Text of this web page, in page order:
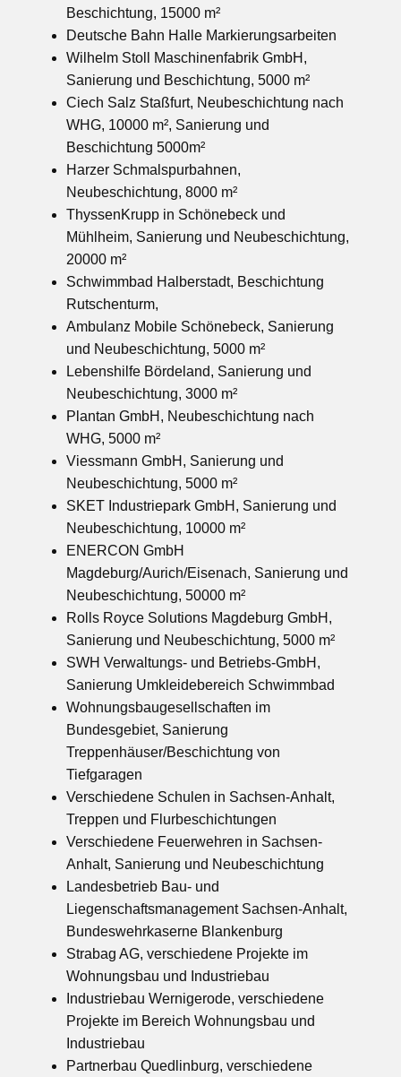
Beschichtung, 15000 m²
Deutsche Bahn Halle Markierungsarbeiten
Wilhelm Stoll Maschinenfabrik GmbH,
Sanierung und Beschichtung, 5000 m²
Ciech Salz Staßfurt, Neubeschichtung nach
WHG, 10000 m², Sanierung und
Beschichtung 5000m²
Harzer Schmalspurbahnen,
Neubeschichtung, 8000 m²
ThyssenKrupp in Schönebeck und
Mühlheim, Sanierung und Neubeschichtung,
20000 m²
Schwimmbad Halberstadt, Beschichtung
Rutschenturm,
Ambulanz Mobile Schönebeck, Sanierung
und Neubeschichtung, 5000 m²
Lebenshilfe Bördeland, Sanierung und
Neubeschichtung, 3000 m²
Plantan GmbH, Neubeschichtung nach
WHG, 5000 m²
Viessmann GmbH, Sanierung und
Neubeschichtung, 5000 m²
SKET Industriepark GmbH, Sanierung und
Neubeschichtung, 10000 m²
ENERCON GmbH
Magdeburg/Aurich/Eisenach, Sanierung und
Neubeschichtung, 50000 m²
Rolls Royce Solutions Magdeburg GmbH,
Sanierung und Neubeschichtung, 5000 m²
SWH Verwaltungs- und Betriebs-GmbH,
Sanierung Umkleidebereich Schwimmbad
Wohnungsbaugesellschaften im
Bundesgebiet, Sanierung
Treppenhäuser/Beschichtung von
Tiefgaragen
Verschiedene Schulen in Sachsen-Anhalt,
Treppen und Flurbeschichtungen
Verschiedene Feuerwehren in Sachsen-
Anhalt, Sanierung und Neubeschichtung
Landesbetrieb Bau- und
Liegenschaftsmanagement Sachsen-Anhalt,
Bundeswehrkaserne Blankenburg
Strabag AG, verschiedene Projekte im
Wohnungsbau und Industriebau
Industriebau Wernigerode, verschiedene
Projekte im Bereich Wohnungsbau und
Industriebau
Partnerbau Quedlinburg, verschiedene